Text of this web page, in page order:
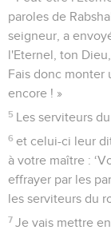
paroles de
seigneur, a
l'Eternel, ton
Fais donc monter
encore ! »
5 Les serviteurs
6 et celui-ci leur
à votre maître :
effrayer par les
les serviteurs du
7 Je vais mettre